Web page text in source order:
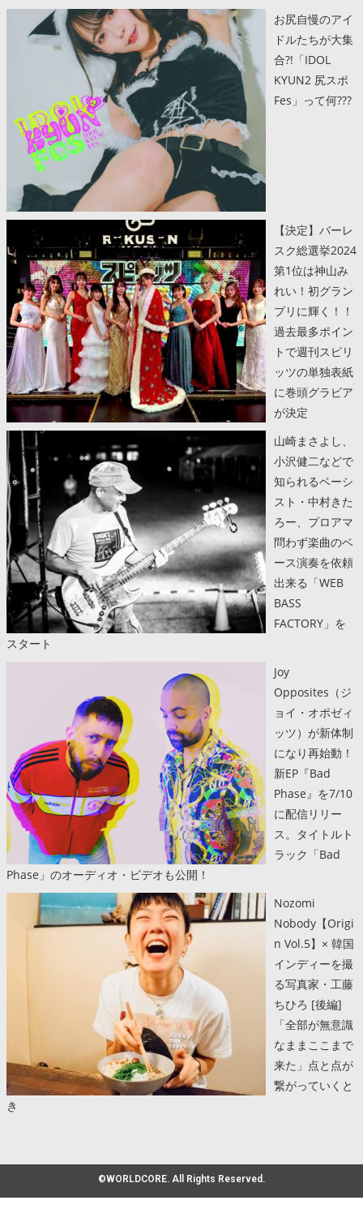
お尻自慢のアイ
ドルたちが大集
合?!「IDOL
KYUN2 尻スポ
Fes」って何???
【決定】バーレ
スク総選挙2024
第1位は神山み
れい！初グラン
プリに輝く！！
過去最多ポイン
トで週刊スピリ
ッツの単独表紙
に巻頭グラビア
が決定
山崎まさよし、
小沢健二などで
知られるベーシ
スト・中村きた
ろー、プロアマ
問わず楽曲のベ
ース演奏を依頼
出来る「WEB
BASS
FACTORY」を
スタート
Joy
Opposites（ジ
ョイ・オポゼィ
ッツ）が新体制
になり再始動！
新EP『Bad
Phase』を7/10
に配信リリー
ス。タイトルト
ラック「Bad
Phase」のオーディオ・ビデオも公開！
Nozomi
Nobody【Origi
n Vol.5】× 韓国
インディーを撮
る写真家・工藤
ちひろ [後編]
「全部が無意識
なままここまで
来た」点と点が
繋がっていくと
き
©WORLDCORE. All Rights Reserved.